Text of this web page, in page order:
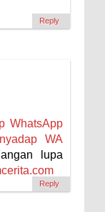
Reply
WhatsApp
WA
lupa
Reply